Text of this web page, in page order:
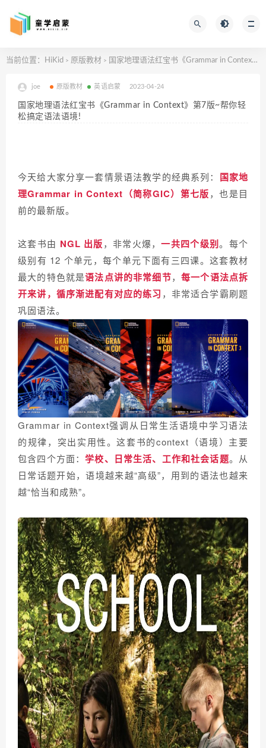
当前位置： HiKid > 原版教材 > 国家地理语法红宝书《Grammar in Context》第7版~帮你轻松搞定语法语境!
joe 原版教材 英语启蒙 2023-04-24
国家地理语法红宝书《Grammar in Context》第7版~帮你轻
松搞定语法语境!
今天给大家分享一套情景语法教学的经典系列： 国家地
理Grammar in Context（简称GIC）第七版，也是目
前的最新版。
这套书由 NGL 出版，非常火爆，一共四个级别。每个
级别有 12 个单元，每个单元下面有三四课。这套教材
最大的特色就是语法点讲的非常细节， 每一个语法点拆
开来讲，循序渐进配有对应的练习 ，非常适合学霸刷题
巩固语法。
Grammar in Context强调从日常生活语境中学习语法
的规律，突出实用性。这套书的context（语境）主要
包含四个方面：学校、日常生活、工作和社会话题。从
日常话题开始，语境越来越“高级”，用到的语法也越来
越“恰当和成熟”。